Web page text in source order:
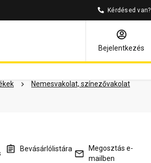
Kérdésed van?
Bejelentkezés
Nemesvakolat, színezővakolat
vélemények Kérdések és válaszok
Bevásárlólistára
Megosztás e-
mailben